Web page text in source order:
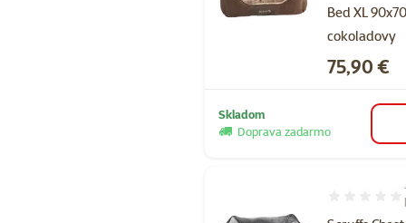
Bed XL
cokoladovy
Cena
75,90 €
Skladom
Doprava zadarmo
Hodnotenie